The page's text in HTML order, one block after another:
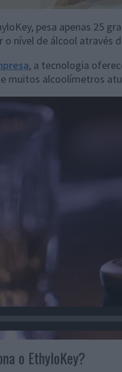
pesa apenas 25
o nível de álcool através
, a tecnologia
muitos alcoolímetros
o EthyloKey?